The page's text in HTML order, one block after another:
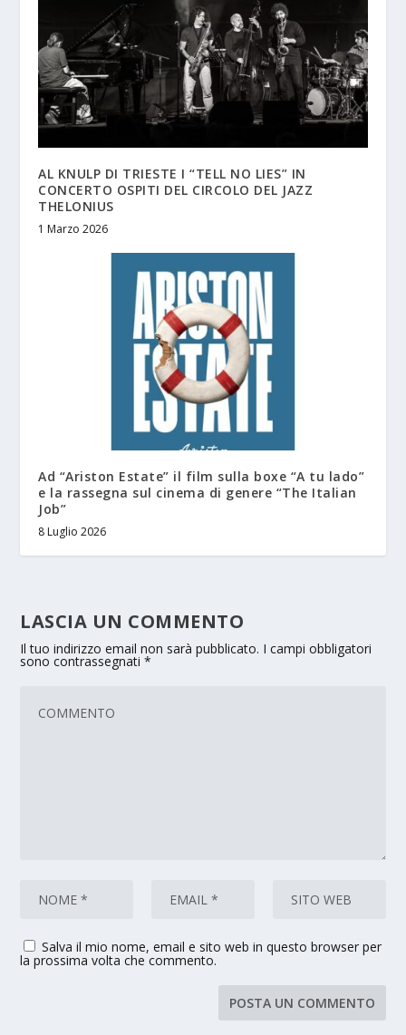
AL KNULP DI TRIESTE I “TELL NO LIES” IN
CONCERTO OSPITI DEL CIRCOLO DEL JAZZ
THELONIUS
1 Marzo 2026
Ad “Ariston Estate” il film sulla boxe “A tu lado”
e la rassegna sul cinema di genere “The Italian
Job”
8 Luglio 2026
LASCIA UN COMMENTO
Il tuo indirizzo email non sarà pubblicato. I campi obbligatori
sono contrassegnati*
Salva il mio nome, email e sito web in questo browser per
la prossima volta che commento.